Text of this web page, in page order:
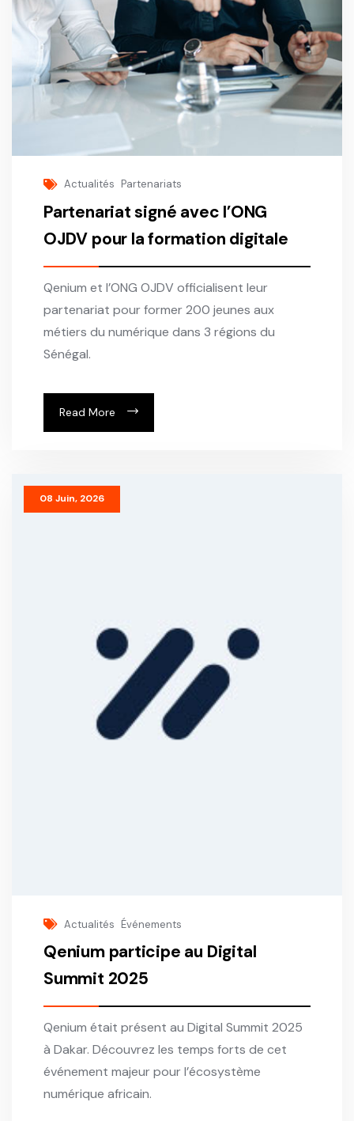
Actualités Partenariats
Partenariat signé avec l’ONG
OJDV pour la formation digitale
Qenium et l’ONG OJDV officialisent leur
partenariat pour former 200 jeunes aux
métiers du numérique dans 3 régions du
Sénégal.
Read More
08 Juin, 2026
Actualités Événements
Qenium participe au Digital
Summit 2025
Qenium était présent au Digital Summit 2025
à Dakar. Découvrez les temps forts de cet
événement majeur pour l’écosystème
numérique africain.